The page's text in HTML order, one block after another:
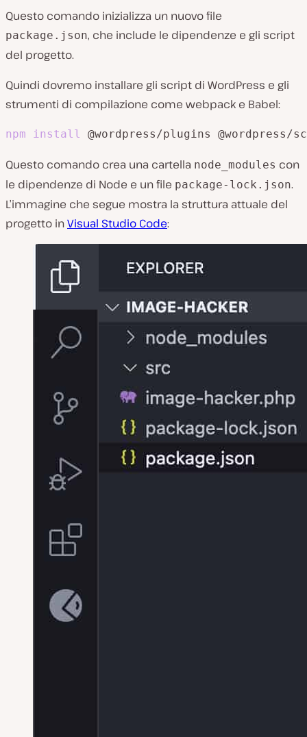
Questo comando inizializza un nuovo file
package.json, che include le dipendenze e gli script
del progetto.
Quindi dovremo installare gli script di WordPress e gli
strumenti di compilazione come webpack e Babel:
npm install @wordpress/plugins
Questo comando crea una cartella node_modules con
le dipendenze di Node e un file package-lock.json.
L’immagine che segue mostra la struttura attuale del
progetto inVisual Studio Code: